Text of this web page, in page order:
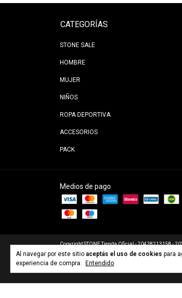
Al navegar por este sitio aceptás el uso de cookies para
experiencia de compra.
Entendido
CATEGORÍAS
STONE SALE
HOMBRE
MUJER
NIÑOS
ROPA DEPORTIVA
ACCESORIOS
PACK
Medios de pago
Copyright STONE Tienda Oficial - 20428213158 -